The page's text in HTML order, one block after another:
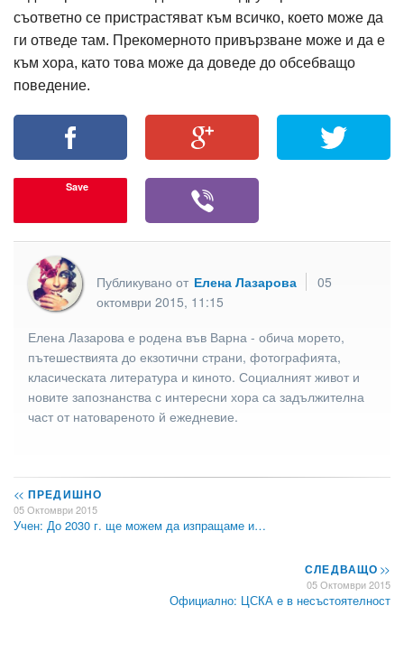
съответно се пристрастяват към всичко, което може да
ги отведе там. Прекомерното привързване може и да е
към хора, като това може да доведе до обсебващо
поведение.
Save
Публикувано от Елена Лазарова
05
октомври 2015, 11:15
Елена Лазарова е родена във Варна - обича морето,
пътешествията до екзотични страни, фотографията,
класическата литература и киното. Социалният живот и
новите запознанства с интересни хора са задължителна
част от натовареното й ежедневие.
<< ПРЕДИШНО
05 Октомври 2015
Учен: До 2030 г. ще можем да изпращаме и…
СЛЕДВАЩО>>
05 Октомври 2015
Официално: ЦСКА е в несъстоятелност